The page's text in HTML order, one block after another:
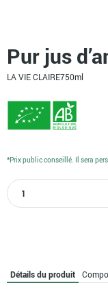
Pur jus
LA VIE CLAIRE750ml
quantité
de
bio
*Prix public conseillé. Il sera
Détails du produit